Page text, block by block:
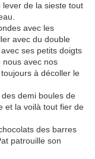
de la sieste tout
avec les
avec du double
ses petits doigts
nous avec nos
à décoller le
demi boules de
et la voilà tout fier de
des barres
patrouille son